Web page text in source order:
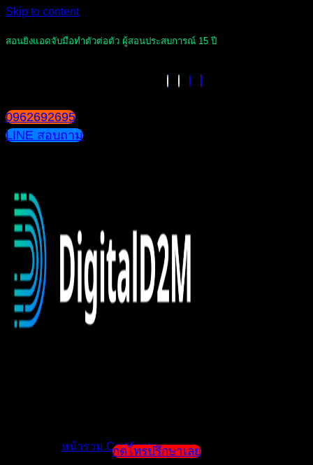
Skip to content
สอนยิงแอดจับมือทำตัวต่อตัว ผู้สอนประสบการณ์ 15 ปี
0962692695
LINE สอบถาม
หน้ารวม Certificateกดโทรปรึกษาเลย